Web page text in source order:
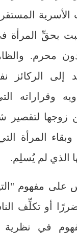
الأسرية
بحقِّ
محرم.
إلى الركائز
وقراراته
زوجها لتقصير
المرأة
الذي لم يُسلِم.
على مفهوم
أو تكلِّف
في